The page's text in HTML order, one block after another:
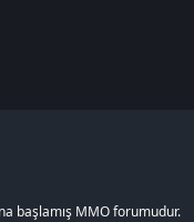
başlamış MMO forumudur.